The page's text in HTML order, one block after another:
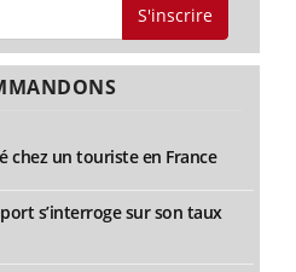
S'inscrire
chez un touriste en France
s’interroge sur son taux